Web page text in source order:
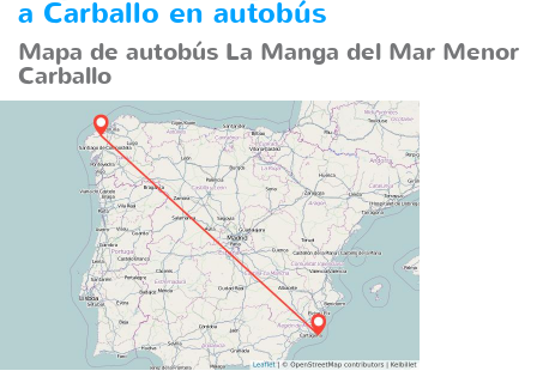
a Carballo en autobús
Mapa de autobús La Manga del Mar Menor
Carballo